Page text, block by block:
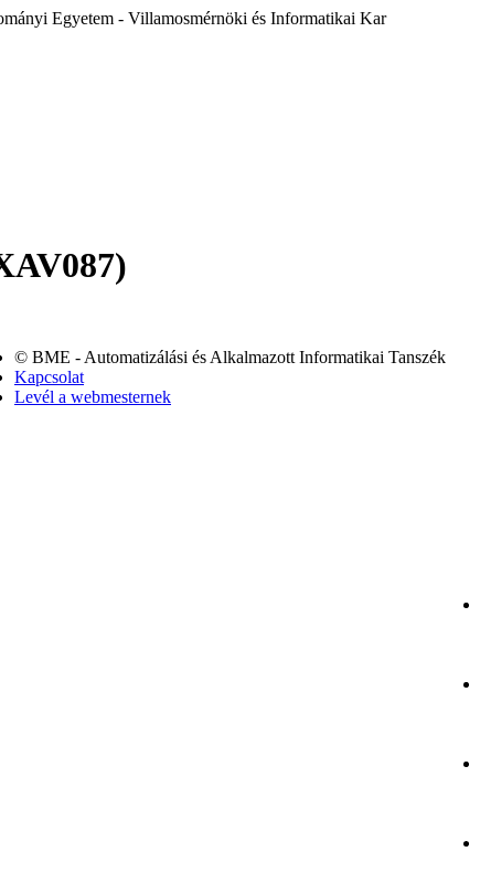
Egyetem - Villamosmérnöki és Informatikai Kar
© BME - Automatizálási és Alkalmazott Informatikai Tanszék
Kapcsolat
Levél a webmesternek